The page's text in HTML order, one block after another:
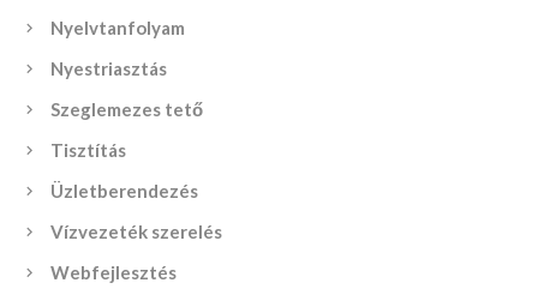
Nyelvtanfolyam
Nyestriasztás
Szeglemezes tető
Tisztítás
Üzletberendezés
Vízvezeték szerelés
Webfejlesztés